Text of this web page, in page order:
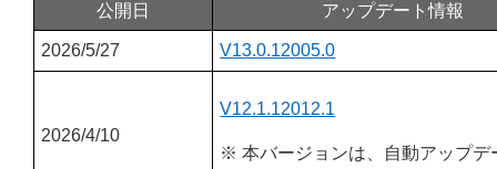
公開日 アップデート情報
2026/5/27 V13.0.12005.0
2026/4/10
V12.1.12012.1
※ 本バージョンは、自動アップデ